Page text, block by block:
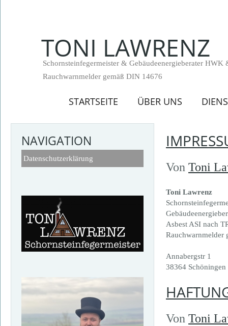
TONI LAWRENZ
Schornsteinfegermeister & Gebäudeenergieberater
Rauchwarnmelder gemäß DIN 14676
STARTSEITE ÜBER UNS
NAVIGATION
Datenschutzerklärung
Von Toni
Toni Lawrenz
Asbest ASI nach
Rauchwarnmelder
Annabergstr 1
38364 Schöningen
Von Toni